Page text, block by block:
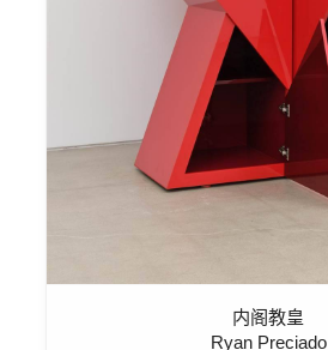
内阁教皇
Ryan Preciado